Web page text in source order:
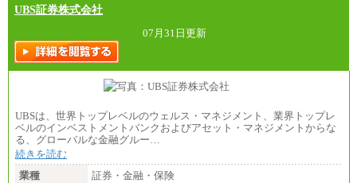
UBS証券株式会社
07月31日更新
UBSは、世界トップレベルのウェルス・マネジメント、業界トップレ
ベルのインベストメントバンクおよびアセット・マネジメントからな
る、グローバルな金融グルー…
続きを読む
業種
証券・金融・保険